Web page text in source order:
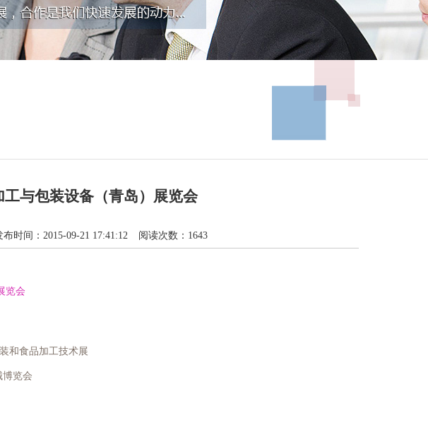
工与包装设备（青岛）展览会
布时间：2015-09-21 17:41:12 阅读次数：1643
览会
和食品加工技术展
博览会